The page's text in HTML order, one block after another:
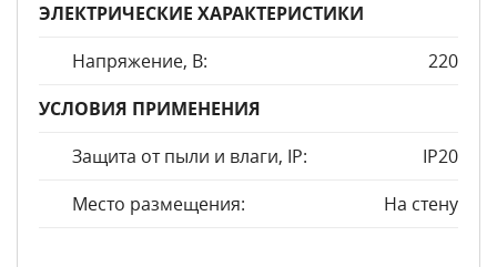
ЭЛЕКТРИЧЕСКИЕ ХАРАКТЕРИСТИКИ
Напряжение, В:
220
УСЛОВИЯ ПРИМЕНЕНИЯ
Защита от пыли и влаги, IP:
IP20
Место размещения:
На стену